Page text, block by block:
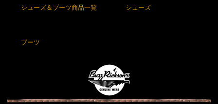
シューズ＆ブーツ商品一覧 シューズ
ブーツ